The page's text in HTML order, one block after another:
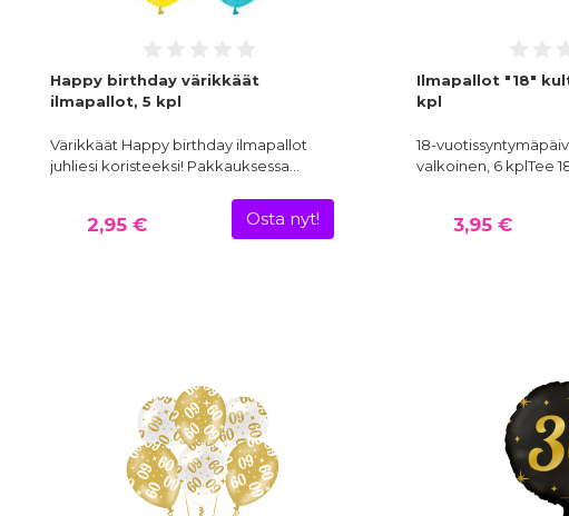
Happy birthday värikkäät
ilmapallot, 5 kpl
Värikkäät Happy birthday ilmapallot
juhliesi koristeeksi! Pakkauksessa…
2,95 € Osta nyt!
Ilmapallot "18"
kpl
18-
valkoinen, 6 kplTee
3,95 €